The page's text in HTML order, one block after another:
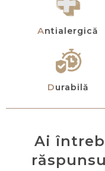
Antialergică
Durabilă
Ai